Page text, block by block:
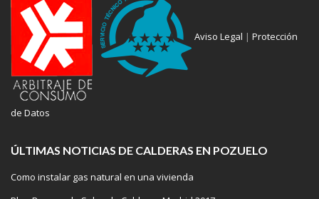
Aviso Legal | Protección
de Datos
ÚLTIMAS NOTICIAS DE CALDERAS EN POZUELO
Como instalar gas natural en una vivienda